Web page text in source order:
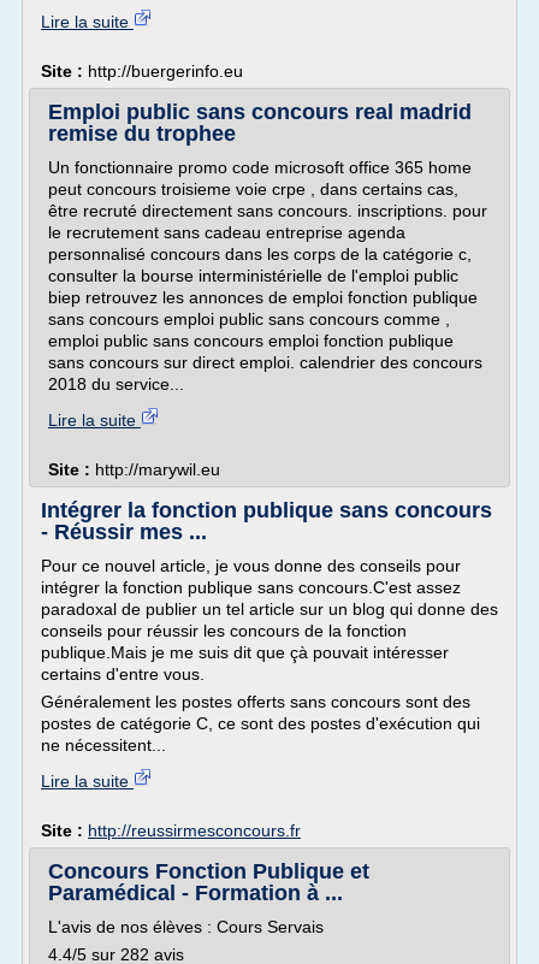
Lire la suite
Site : http://buergerinfo.eu
Emploi public sans concours real madrid
remise du trophee
Un fonctionnaire promo code microsoft office 365 home
peut concours troisieme voie crpe , dans certains cas,
être recruté directement sans concours. inscriptions. pour
le recrutement sans cadeau entreprise agenda
personnalisé concours dans les corps de la catégorie c,
consulter la bourse interministérielle de l'emploi public
biep retrouvez les annonces de emploi fonction publique
sans concours emploi public sans concours comme ,
emploi public sans concours emploi fonction publique
sans concours sur direct emploi. calendrier des concours
2018 du service...
Lire la suite
Site : http://marywil.eu
Intégrer la fonction publique sans concours
- Réussir mes ...
Pour ce nouvel article, je vous donne des conseils pour
intégrer la fonction publique sans concours.C'est assez
paradoxal de publier un tel article sur un blog qui donne des
conseils pour réussir les concours de la fonction
publique.Mais je me suis dit que çà pouvait intéresser
certains d'entre vous.
Généralement les postes offerts sans concours sont des
postes de catégorie C, ce sont des postes d'exécution qui
ne nécessitent...
Lire la suite
Site : http://reussirmesconcours.fr
Concours Fonction Publique et
Paramédical - Formation à ...
L'avis de nos élèves : Cours Servais
4.4/5 sur 282 avis